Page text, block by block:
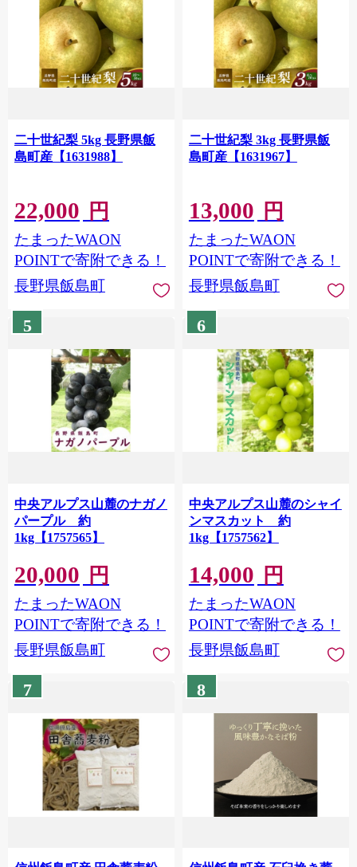
二十世紀梨 5kg 長野県飯
島町産【1631988】
22,000 円
たまったWAON
POINTで寄附できる！
長野県飯島町
二十世紀梨 3kg 長野県飯
島町産【1631967】
13,000 円
たまったWAON
POINTで寄附できる！
長野県飯島町
5
中央アルプス山麓のナガノ
パープル 約
1kg【1757565】
20,000 円
たまったWAON
POINTで寄附できる！
長野県飯島町
6
中央アルプス山麓のシャイ
ンマスカット 約
1kg【1757562】
14,000 円
たまったWAON
POINTで寄附できる！
長野県飯島町
7 8